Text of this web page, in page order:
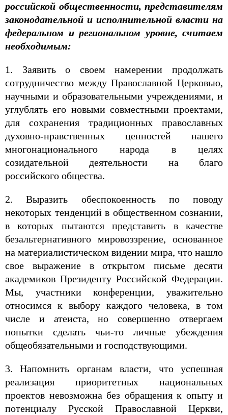
российской общественности, представителям
законодательной и исполнительной власти на
федеральном и региональном уровне, считаем
необходимым:
1. Заявить о своем намерении продолжать
сотрудничество между Православной Церковью,
научными и образовательными учреждениями, и
углублять его новыми совместными проектами,
для сохранения традиционных православных
духовно-нравственных ценностей нашего
многонационального народа в целях
созидательной деятельности на благо
российского общества.
2. Выразить обеспокоенность по поводу
некоторых тенденций в общественном сознании,
в которых пытаются представить в качестве
безальтернативного мировоззрение, основанное
на материалистическом видении мира, что нашло
свое выражение в открытом письме десяти
академиков Президенту Российской Федерации.
Мы, участники конференции, уважительно
относимся к выбору каждого человека, в том
числе и атеиста, но совершенно отвергаем
попытки сделать чьи-то личные убеждения
общеобязательными и господствующими.
3. Напомнить органам власти, что успешная
реализация приоритетных национальных
проектов невозможна без обращения к опыту и
потенциалу Русской Православной Церкви,